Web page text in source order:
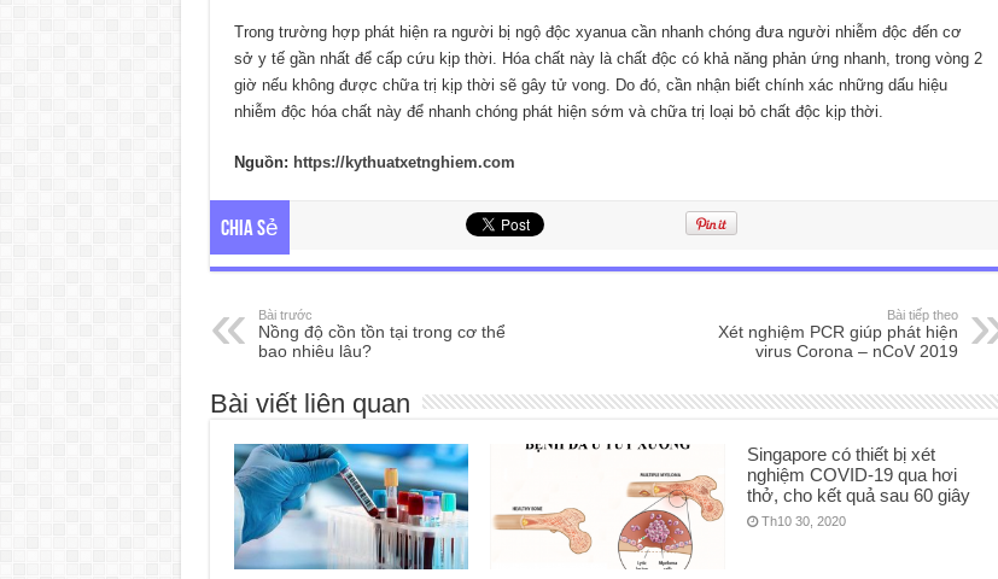
Trong trường hợp phát hiện ra người bị ngộ độc xyanua cần nhanh chóng đưa người nhiễm độc đến cơ
sở y tế gần nhất để cấp cứu kịp thời. Hóa chất này là chất độc có khả năng phản ứng nhanh, trong vòng 2
giờ nếu không được chữa trị kịp thời sẽ gây tử vong. Do đó, cần nhận biết chính xác những dấu hiệu
nhiễm độc hóa chất này để nhanh chóng phát hiện sớm và chữa trị loại bỏ chất độc kịp thời.
Nguồn: https://kythuatxetnghiem.com
Chia sẻ
Bài trước
Nồng độ cồn tồn tại trong cơ thể
bao nhiêu lâu?
Bài tiếp theo
Xét nghiệm PCR giúp phát hiện
virus Corona – nCoV 2019
Bài viết liên quan
Singapore có thiết bị xét
nghiệm COVID-19 qua hơi
thở, cho kết quả sau 60 giây
Th10 30, 2020